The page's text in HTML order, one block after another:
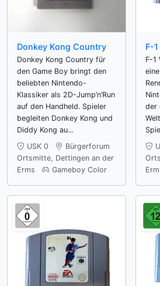
Donkey Kong Country
Donkey Kong Country für
den Game Boy bringt den
beliebten Nintendo-
Klassiker als 2D-Jump’n’Run
auf den Handheld. Spieler
begleiten Donkey Kong und
Diddy Kong au...
USK 0
Bürgerforum
Ortsmitte, Dettingen an der
Erms
Gameboy Color
F-
F-1
der